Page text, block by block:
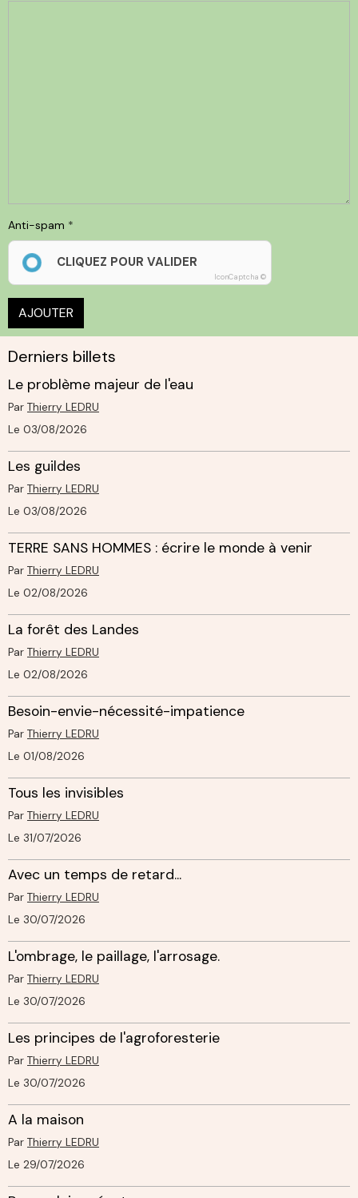
Anti-spam
CLIQUEZ POUR VALIDER
IconCaptcha ©
AJOUTER
Derniers billets
Le problème majeur de l'eau
Par Thierry LEDRU
Le 03/08/2026
Les guildes
Par Thierry LEDRU
Le 03/08/2026
TERRE SANS HOMMES : écrire le monde à venir
Par Thierry LEDRU
Le 02/08/2026
La forêt des Landes
Par Thierry LEDRU
Le 02/08/2026
Besoin-envie-nécessité-impatience
Par Thierry LEDRU
Le 01/08/2026
Tous les invisibles
Par Thierry LEDRU
Le 31/07/2026
Avec un temps de retard...
Par Thierry LEDRU
Le 30/07/2026
L'ombrage, le paillage, l'arrosage.
Par Thierry LEDRU
Le 30/07/2026
Les principes de l'agroforesterie
Par Thierry LEDRU
Le 30/07/2026
A la maison
Par Thierry LEDRU
Le 29/07/2026